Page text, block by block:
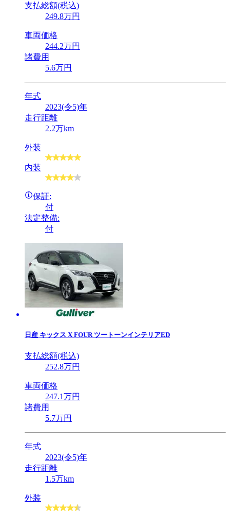
支払総額(税込)
249.8万円
車両価格
244.2万円
諸費用
5.6万円
年式
2023(令5)年
走行距離
2.2万km
外装
内装
保証:
付
法定整備:
付
日産 キックス X FOUR ツートーンインテリアED
支払総額(税込)
252.8万円
車両価格
247.1万円
諸費用
5.7万円
年式
2023(令5)年
走行距離
1.5万km
外装